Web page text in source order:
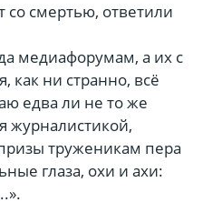
со смертью, ответили
медиафорумам, а их с
как ни странно, всё
едва ли не то же
журналистикой,
труженикам пера
глаза, охи и ахи: